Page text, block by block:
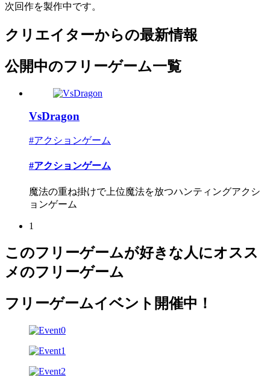
次回作を製作中です。
クリエイターからの最新情報
公開中のフリーゲーム一覧
VsDragon
#アクションゲーム
#アクションゲーム
魔法の重ね掛けで上位魔法を放つハンティングアクシ
ョンゲーム
1
このフリーゲームが好きな人にオスス
メのフリーゲーム
フリーゲームイベント開催中！